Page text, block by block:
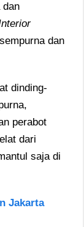
dan
dan
dinding-
perabot
dari
saja di
Jakarta